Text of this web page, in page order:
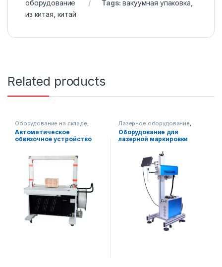
оборудование
Tags:вакуумная упаковка
из китая китай
Related products
Оборудование на складе
Упаковочное оборудование
Автоматическое
обвязочное устройство
Лазерное оборудование
Оборудование на складе,
Упаковочное оборудование
Оборудование для
лазерной маркировки